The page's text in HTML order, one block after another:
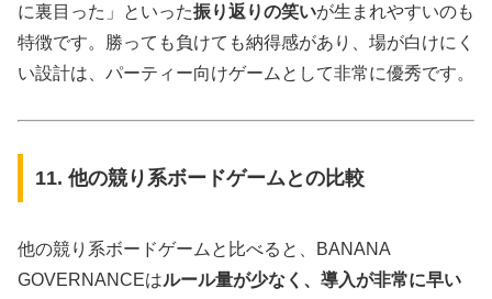
に裏目った」といった振り返りの笑いが生まれやすいのも
特徴です。勝っても負けても納得感があり、場が白けにく
い設計は、パーティー向けゲームとして非常に優秀です。
11. 他の競り系ボードゲームとの比較
他の競り系ボードゲームと比べると、BANANA
GOVERNANCEはルール量が少なく、導入が非常に早い